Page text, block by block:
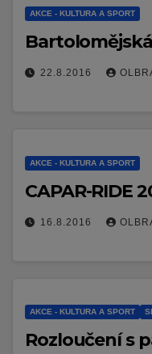
AKCE - KULTURA A SPORT
22.8.2016
AKCE - KULTURA A SPORT
CAPAR-RIDE
16.8.2016
AKCE - KULTURA A SPORT
Rozloučení s